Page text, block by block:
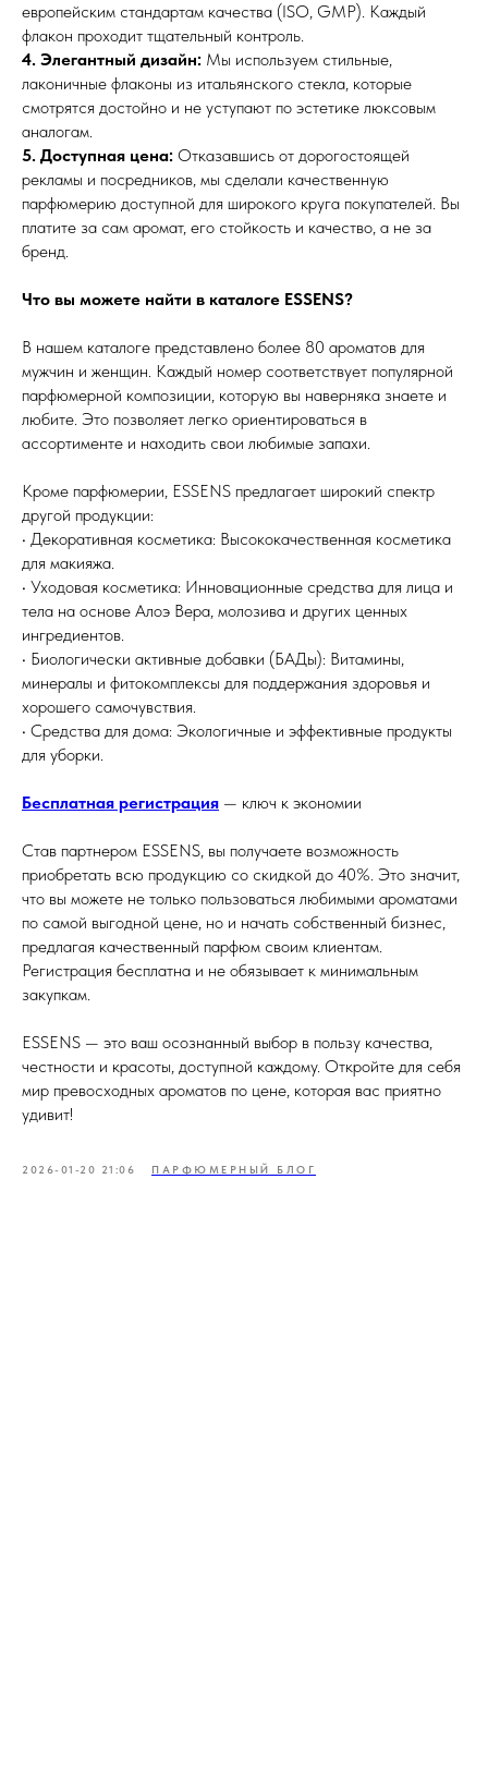
европейским стандартам качества (ISO, GMP). Каждый
флакон проходит тщательный контроль.
4. Элегантный дизайн: Мы используем стильные,
лаконичные флаконы из итальянского стекла, которые
смотрятся достойно и не уступают по эстетике люксовым
аналогам.
5. Доступная цена: Отказавшись от дорогостоящей
рекламы и посредников, мы сделали качественную
парфюмерию доступной для широкого круга покупателей. Вы
платите за сам аромат, его стойкость и качество, а не за
бренд.
Что вы можете найти в каталоге ESSENS?
В нашем каталоге представлено более 80 ароматов для
мужчин и женщин. Каждый номер соответствует популярной
парфюмерной композиции, которую вы наверняка знаете и
любите. Это позволяет легко ориентироваться в
ассортименте и находить свои любимые запахи.
Кроме парфюмерии, ESSENS предлагает широкий спектр
другой продукции:
• Декоративная косметика: Высококачественная косметика
для макияжа.
• Уходовая косметика: Инновационные средства для лица и
тела на основе Алоэ Вера, молозива и других ценных
ингредиентов.
• Биологически активные добавки (БАДы): Витамины,
минералы и фитокомплексы для поддержания здоровья и
хорошего самочувствия.
• Средства для дома: Экологичные и эффективные продукты
для уборки.
Бесплатная регистрация — ключ к экономии
Став партнером ESSENS, вы получаете возможность
приобретать всю продукцию со скидкой до 40%. Это значит,
что вы можете не только пользоваться любимыми ароматами
по самой выгодной цене, но и начать собственный бизнес,
предлагая качественный парфюм своим клиентам.
Регистрация бесплатна и не обязывает к минимальным
закупкам.
ESSENS — это ваш осознанный выбор в пользу качества,
честности и красоты, доступной каждому. Откройте для себя
мир превосходных ароматов по цене, которая вас приятно
удивит!
2026-01-20 21:06 ПАРФЮМЕРНЫЙ БЛОГ